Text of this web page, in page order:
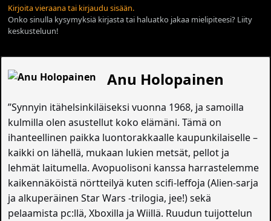
Kirjoita vieraana tai kirjaudu sisään.
Onko sinulla kysymyksiä kirjasta tai haluatko jakaa mielipiteesi? Liity
keskusteluun!
Anu Holopainen
”Synnyin itähelsinkiläiseksi vuonna 1968, ja samoilla
kulmilla olen asustellut koko elämäni. Tämä on
ihanteellinen paikka luontorakkaalle kaupunkilaiselle –
kaikki on lähellä, mukaan lukien metsät, pellot ja
lehmät laitumella. Avopuolisoni kanssa harrastelemme
kaikennäköistä nörtteilyä kuten scifi-leffoja (Alien-sarja
ja alkuperäinen Star Wars -trilogia, jee!) sekä
pelaamista pc:llä, Xboxilla ja Wiillä. Ruudun tuijottelun